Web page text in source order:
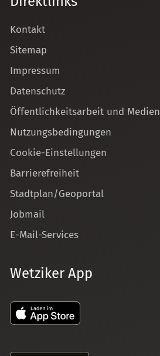
Kontakt
Sitemap
Impressum
Datenschutz
Öffentlichkeitsarbeit und Medien
Nutzungsbedingungen
Cookie-Einstellungen
Barrierefreiheit
Stadtplan/Geoportal
Jobmail
E-Mail-Services
Wetziker App